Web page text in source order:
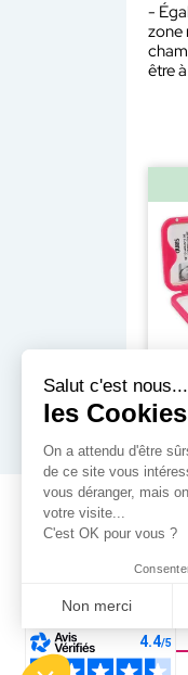
-
zone
être
Salut c'est nous...
les
On a attendu d'être
de ce site vous
vous déranger, mais
votre visite...
C'est OK pour vous ?
Non merci
Axeptio consent
Plateforme de